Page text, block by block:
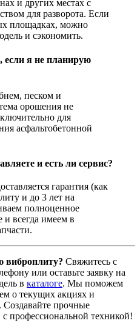
и других местах с
для разворота. Если
площадках, можно
и сэкономить.
я не планирую
песком и
орошения не
для
асфальтобетонной
и есть ли сервис?
гарантия (как
и до 3 лет на
полноценное
и всегда имеем в
.
виброплиту? Свяжитесь с
или оставьте заявку на
в каталоге. Мы поможем
о текущих акциях и
Создавайте прочные
профессиональной техникой!